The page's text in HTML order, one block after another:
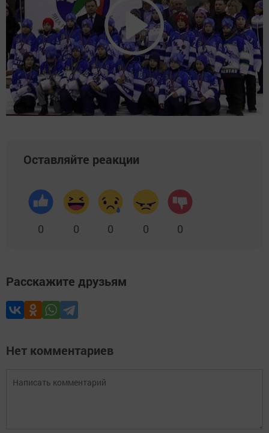
Оставляйте реакции
0 0 0 0 0
Расскажите друзьям
Нет комментариев